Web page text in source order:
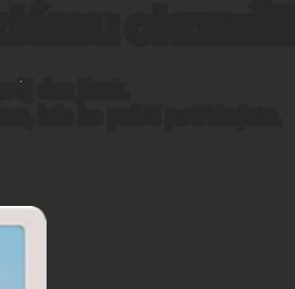
den jinak.
kde ho právě potřebujete.